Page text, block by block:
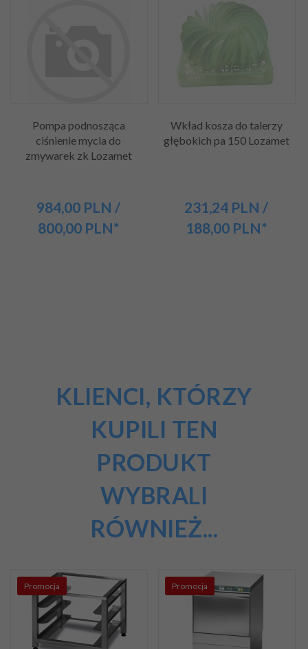
Pompa podnosząca
ciśnienie mycia do
zmywarek zk Lozamet
984,00 PLN /
800,00 PLN*
Wkład kosza do talerzy
głębokich pa 150 Lozamet
231,24 PLN /
188,00 PLN*
KLIENCI, KTÓRZY
KUPILI TEN
PRODUKT
WYBRALI
RÓWNIEŻ...
Promocja Promocja